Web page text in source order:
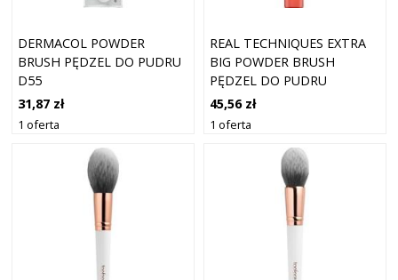
DERMACOL POWDER
BRUSH PĘDZEL DO PUDRU
D55
31,87 zł
1 oferta
REAL TECHNIQUES EXTRA
BIG POWDER BRUSH
PĘDZEL DO PUDRU
45,56 zł
1 oferta